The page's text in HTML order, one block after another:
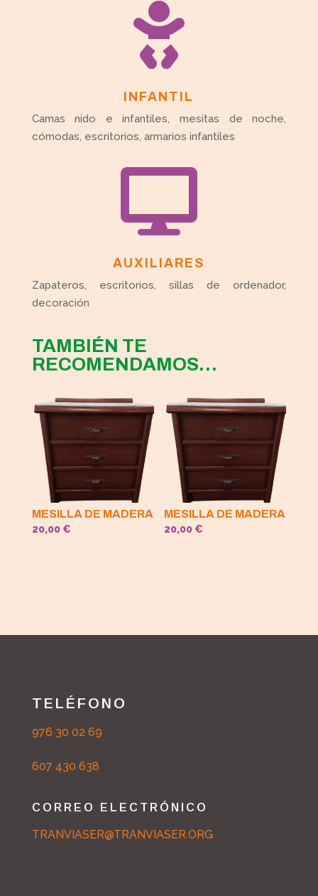

INFANTIL
Camas nido e infantiles, mesitas de noche,
cómodas, escritorios, armarios infantiles

AUXILIARES
Zapateros, escritorios, sillas de ordenador,
decoración
TAMBIÉN TE
RECOMENDAMOS…
MESILLA DE MADERA
20,00 €
MESILLA DE MADERA
20,00 €
TELÉFONO
976 30 02 69
607 430 638
CORREO ELECTRÓNICO
TRANVIASER@TRANVIASER.ORG